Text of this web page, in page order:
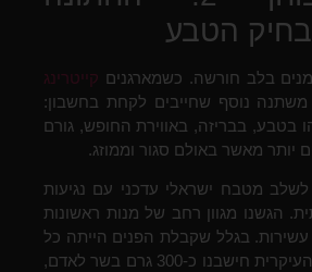
הטבע
קייטרינג
נוסף שחייבים לקחת בחשבון:
בטבע, בבריזה, באווירת החופש, גורם
יותר מאשר באולם סגור וממוזג.
לשלב מטבח ישראלי עדכני עם נגיעות
הגשנו מגוון רחב של מנות ראשונות
בגלל שקבלת הפנים הייתה כל
כך משביעה, למנה העיקרית חישבנו כ-300 גרם בשר לאדם,